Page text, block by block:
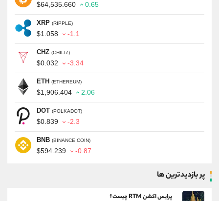
$64,535.660 0.65
XRP (RIPPLE)
$1.058 -1.1
CHZ (CHILIZ)
$0.032 -3.34
ETH (ETHEREUM)
$1,906.404 2.06
DOT (POLKADOT)
$0.839 -2.3
BNB (BINANCE COIN)
$594.239 -0.87
پر بازدیدترین ها
پرایس اکشن RTM چیست؟